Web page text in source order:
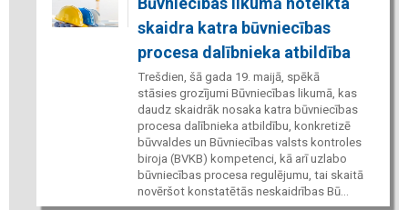
skaidra katra būvniecības
procesa dalībnieka atbildība
Trešdien, šā gada 19. maijā, spēkā
stāsies grozījumi Būvniecības likumā, kas
daudz skaidrāk nosaka katra būvniecības
procesa dalībnieka atbildību, konkretizē
būvvaldes un Būvniecības valsts kontroles
biroja (BVKB) kompetenci, kā arī uzlabo
būvniecības procesa regulējumu, tai skaitā
novēršot konstatētās neskaidrības Bū...